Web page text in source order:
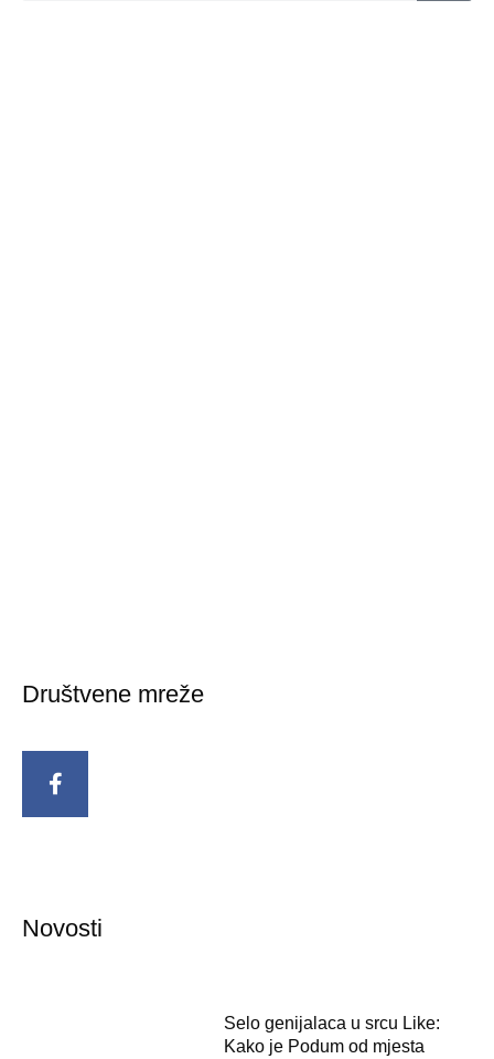
Društvene mreže
Novosti
Selo genijalaca u srcu Like:
Kako je Podum od mjesta